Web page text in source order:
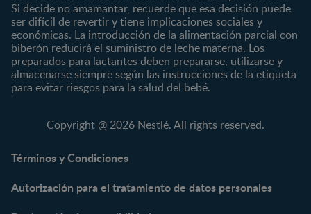
Marcas
CERELAC®
GERBER®
KLIM®
NAN® 3
NAN® Optipro® 3
NAN® Supreme 3
NESTUM®
Productos
Cereales Infantiles
Compotas y galletas
Fórmulas Infantiles
Vitaminas y Suplementos
Si decide no amamantar, recuerde que esa decisión puede
ser difícil de revertir y tiene implicaciones sociales y
económicas. La introducción de la alimentación parcial con
biberón reducirá el suministro de leche materna. Los
preparados para lactantes deben prepararse, utilizarse y
almacenarse siempre según las instrucciones de la etiqueta
para evitar riesgos para la salud del bebé.
Copyright @ 2026 Nestlé. All rights reserved.
Términos y Condiciones
Autorización para el tratamiento de datos personales